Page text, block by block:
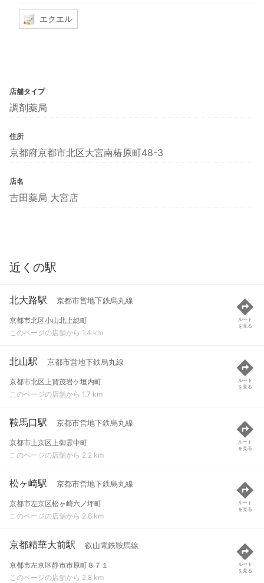
エクエル
店舗タイプ
調剤薬局
住所
京都府京都市北区大宮南椿原町48-3
店名
吉田薬局 大宮店
近くの駅
北大路駅 京都市営地下鉄烏丸線
京都市北区小山北上総町
このページの店舗から 1.4 km
ルート
を見る
北山駅 京都市営地下鉄烏丸線
京都市北区上賀茂岩ケ垣内町
このページの店舗から 1.7 km
ルート
を見る
鞍馬口駅 京都市営地下鉄烏丸線
京都市上京区上御霊中町
このページの店舗から 2.2 km
ルート
を見る
松ヶ崎駅 京都市営地下鉄烏丸線
京都市左京区松ヶ崎六ノ坪町
このページの店舗から 2.6 km
ルート
を見る
京都精華大前駅 叡山電鉄鞍馬線
京都市左京区静市市原町８７１
このページの店舗から 2.8 km
ルート
を見る